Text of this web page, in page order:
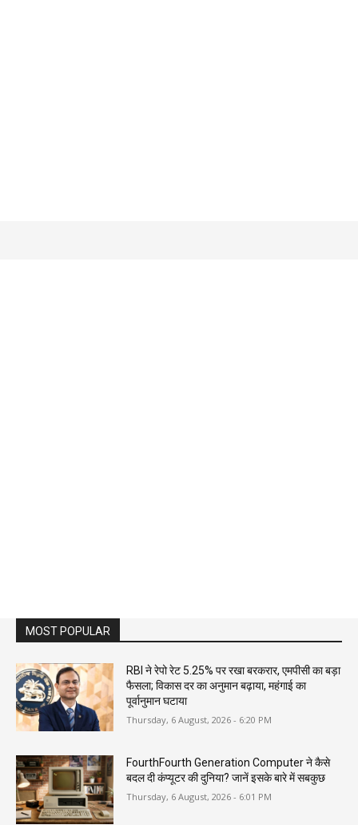
MOST POPULAR
RBI ने रेपो रेट 5.25% पर रखा बरकरार, एमपीसी का बड़ा
फैसला; विकास दर का अनुमान बढ़ाया, महंगाई का
पूर्वानुमान घटाया
Thursday, 6 August, 2026 - 6:20 PM
FourthFourth Generation Computer ने कैसे
बदल दी कंप्यूटर की दुनिया? जानें इसके बारे में सबकुछ
Thursday, 6 August, 2026 - 6:01 PM